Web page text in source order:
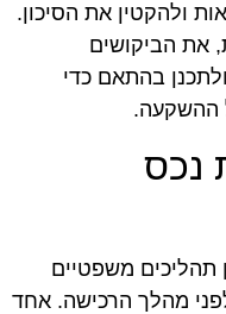
ולהקטין את הסיכון.
את הביקושים
בהתאם כדי
ההשקעה.
נכס
תהליכים משפטיים
מהלך הרכישה. אחד